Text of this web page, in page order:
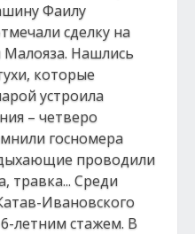
Фаилу
сделку на
Нашлись
которые
устроила
– четверо
госномера
проводили
травка... Среди
Ивановского
летним стажем. В